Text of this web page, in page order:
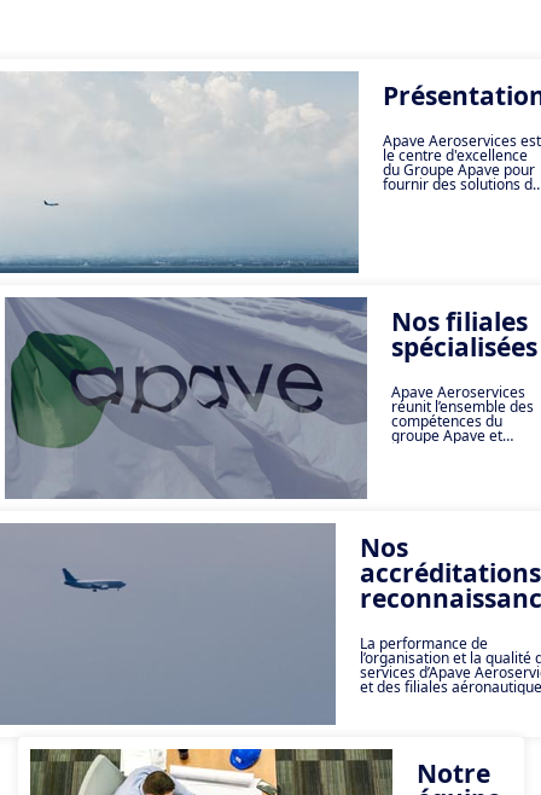
Apave Aeroservices est
le centre d'excellence
du Groupe Apave pour
fournir des solutions de
Nos filiales
spécialisées
Apave Aeroservices
réunit l’ensemble des
compétences du
groupe Apave et
celles de ses filiales
Nos
La performance de
l’organisation et la qualité
services d’Apave
et des filiales
reçu des accréditations et
labélisations qui en
Notre